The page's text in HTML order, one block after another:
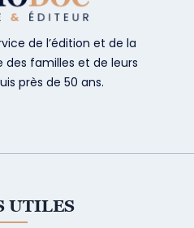
de l’édition et de la
des familles et de leurs
près de 50 ans.
UTILES